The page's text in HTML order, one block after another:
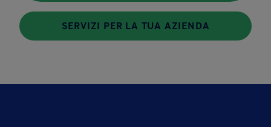
SERVIZI PER LA TUA AZIENDA